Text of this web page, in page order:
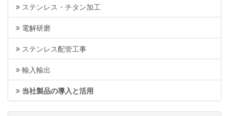
ステンレス・チタン加工
電解研磨
ステンレス配管工事
輸入輸出
当社製品の導入と活用